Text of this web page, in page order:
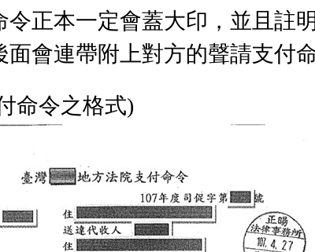
令正本一定會蓋大印，並且註
會連帶附上對方的聲請支付命
命令之格式)